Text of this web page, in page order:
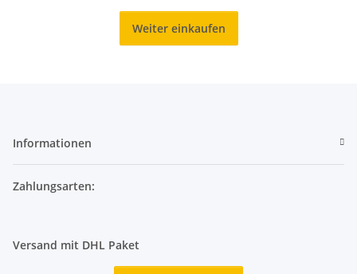
Weiter einkaufen
Informationen
Zahlungsarten:
Versand mit DHL Paket